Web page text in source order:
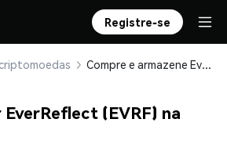
Registre-se
Compre e armazene EverReflect (EVRF) com segurança
(EVRF) na